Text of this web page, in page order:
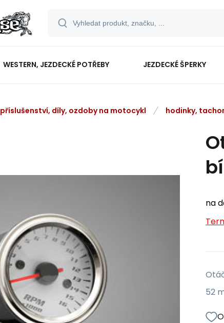
WESTERN, JEZDECKÉ POTŘEBY JEZDECKÉ ŠPERKY
příslušenství, díly, ozdoby na motocykl hodinky,
na
52